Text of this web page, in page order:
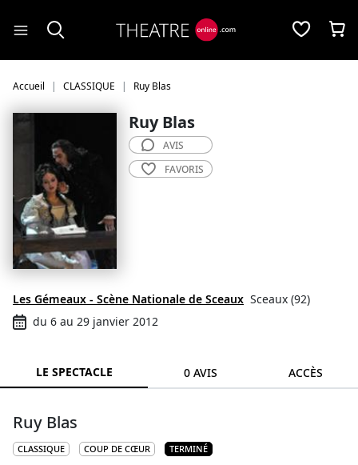
Accueil CLASSIQUE Ruy Blas
Ruy Blas
Les Gémeaux - Scène Nationale de Sceaux Sceaux (92)
du 6 au 29 janvier 2012
AVIS
FAVORIS
LE SPECTACLE 0 AVIS ACCÈS
Ruy Blas
CLASSIQUE COUP DE CŒUR TERMINÉ